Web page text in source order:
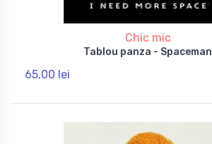
Chic mic
Tablou panza - Spaceman
65,00 lei